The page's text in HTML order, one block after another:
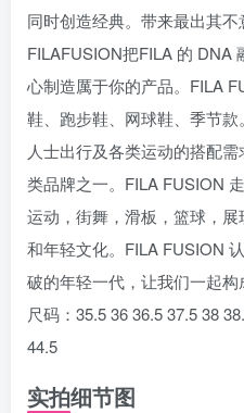
同时创造经典。带来最出其不
FILAFUSION把FILA 的 DNA
心制造厲于你的产品。FILA
鞋、跑步鞋、网球鞋、季节
人士出行及各类运动的搭配
类品牌之一。FILA FUSION
运动，街舞，滑板，篮球，
和年轻文化。FILA FUSION
破的年轻一代，让我们一起构
尺码：35.5 36 36.5 37.5 38
44.5
实拍细节图